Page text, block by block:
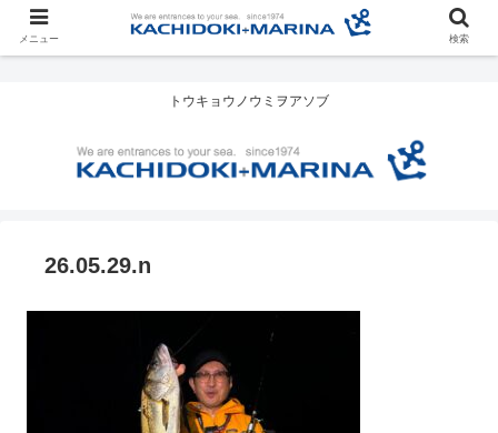
トウキョウノウミヲアソブ
26.05.29.n
メニュー 検索